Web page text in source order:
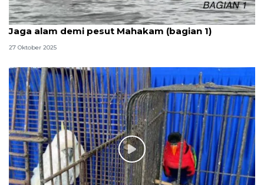
Jaga alam demi pesut Mahakam (bagian 1)
27 Oktober 2025